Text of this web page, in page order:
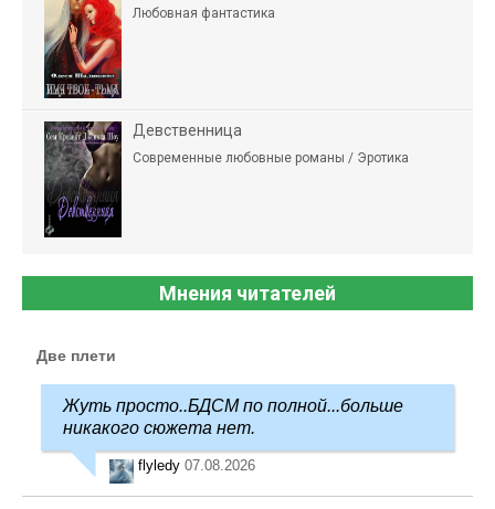
Любовная фантастика
Девственница
Современные любовные романы / Эротика
Мнения читателей
Две плети
Жуть просто..БДСМ по полной...больше
никакого сюжета нет.
flyledy 07.08.2026